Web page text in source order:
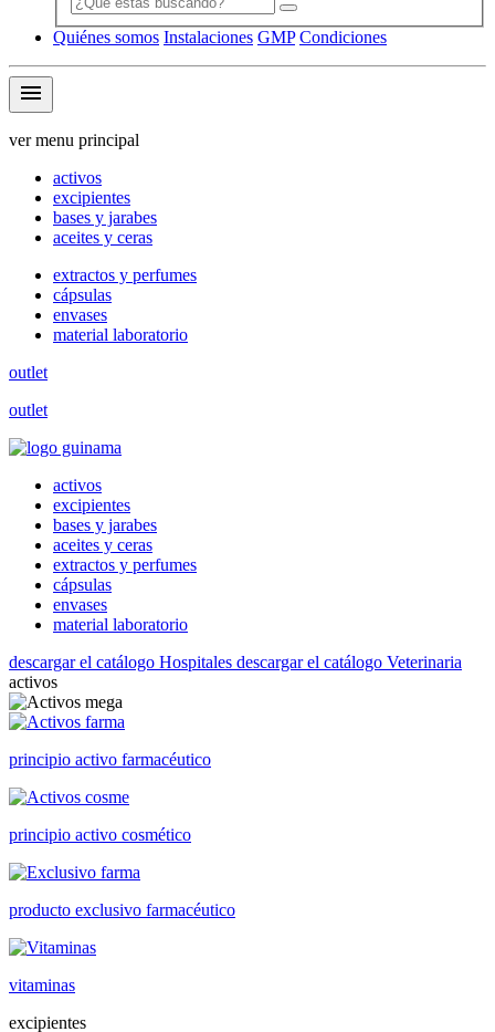
Quiénes somos Instalaciones GMP Condiciones
menu
ver menu principal
activos
excipientes
bases y jarabes
aceites y ceras
extractos y perfumes
cápsulas
envases
material laboratorio
outlet
outlet
activos
excipientes
bases y jarabes
aceites y ceras
extractos y perfumes
cápsulas
envases
material laboratorio
descargar el catálogo Hospitales descargar el catálogo Veterinaria
activos
principio activo farmacéutico
principio activo cosmético
producto exclusivo farmacéutico
vitaminas
excipientes